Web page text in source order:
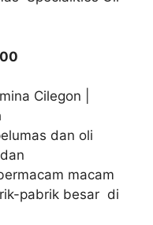
Cilegon |
dan oli
macam
pabrik besar di